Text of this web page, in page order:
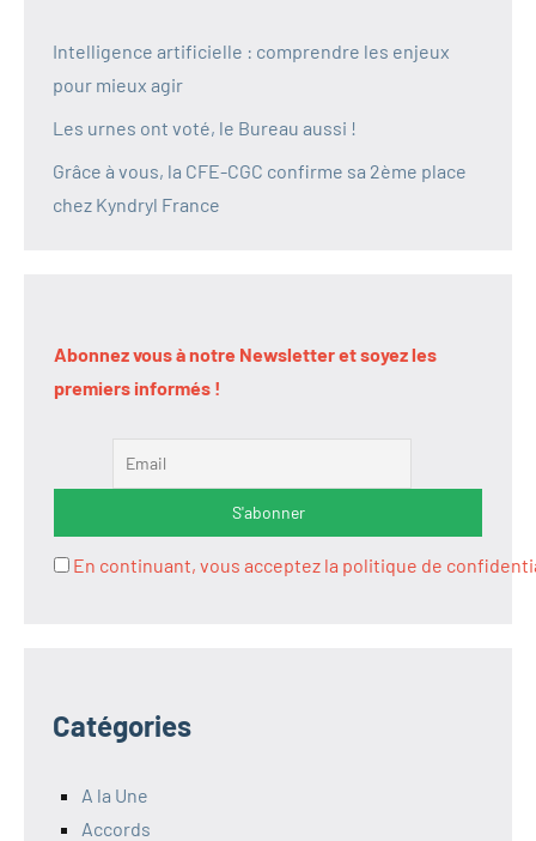
Intelligence artificielle : comprendre les enjeux
pour mieux agir
Les urnes ont voté, le Bureau aussi !
Grâce à vous, la CFE-CGC confirme sa 2ème place
chez Kyndryl France
Abonnez vous à notre Newsletter et soyez les
premiers informés !
En continuant, vous acceptez la politique de
Catégories
A la Une
Accords